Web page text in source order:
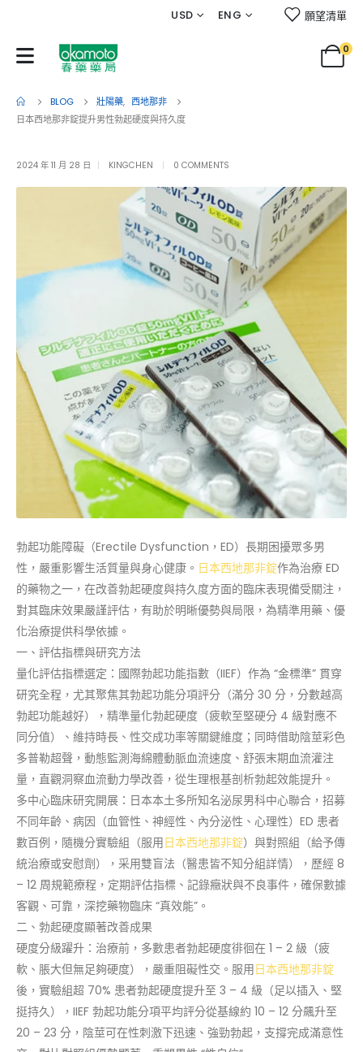
USD ENG 願望清單
0
BLOG 壯陽藥, 西地那非
日本西地那非錠提升男性勃起硬度與持久度
2024 年 11 月 28 日 KINGCHEN 0 COMMENTS
勃起功能障礙（Erectile Dysfunction，ED）長期困擾眾多男
性，嚴重影響生活質量與身心健康。 日本西地那非錠作為治療 ED
的藥物之一，在改善勃起硬度與持久度方面的臨床表現備受關注，
對其臨床效果嚴謹評估，有助於明晰優勢與局限，為精準用藥、優
化治療提供科學依據。
一、評估指標與研究方法
量化評估指標選定：國際勃起功能指數（IIEF）作為 “金標準” 貫穿
研究全程，尤其聚焦其勃起功能分項評分（滿分 30 分，分數越高
勃起功能越好），精準量化勃起硬度（疲軟至堅硬分 4 級對應不
同分值）、維持時長、性交成功率等關鍵維度；同時借助陰莖彩色
多普勒超聲，動態監測海綿體動脈血流速度、舒張末期血流灌注
量，直觀洞察血流動力學改善，從生理根基剖析勃起效能提升。
多中心臨床研究開展：日本本土多所知名泌尿男科中心聯合，招募
不同年齡、病因（血管性、神經性、內分泌性、心理性）ED 患者
數百例，隨機分實驗組（服用日本西地那非錠）與對照組（給予傳
統治療或安慰劑），采用雙盲法（醫患皆不知分組詳情），歷經 8
– 12 周規範療程，定期評估指標、記錄癥狀與不良事件，確保數據
客觀、可靠，深挖藥物臨床 “真效能”。
二、勃起硬度顯著改善成果
硬度分級躍升：治療前，多數患者勃起硬度徘徊在 1 – 2 級（疲
軟、脹大但無足夠硬度），嚴重阻礙性交。服用日本西地那非錠
後，實驗組超 70% 患者勃起硬度提升至 3 – 4 級（足以插入、堅
挺持久），IIEF 勃起功能分項平均評分從基線約 10 – 12 分飆升至
20 – 23 分，陰莖可在性刺激下迅速、強勁勃起，支撐完成滿意性